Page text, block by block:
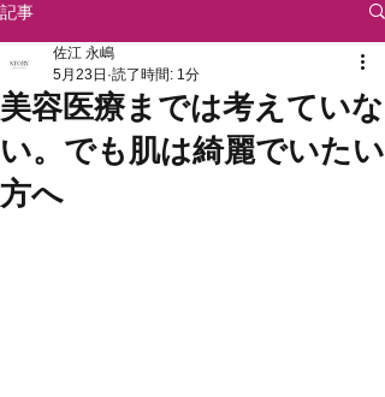
記事
美容医療までは考えていな
い。でも肌は綺麗でいたい
方へ
佐江 永嶋
5月23日 読了時間: 1分